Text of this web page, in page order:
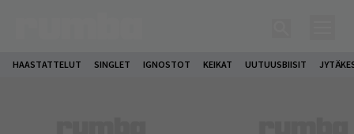
HAASTATTELUT SINGLET IGNOSTOT KEIKAT UUTUUSBIISIT